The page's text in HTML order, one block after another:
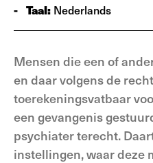
- Taal: Nederlands
Mensen die een of
en daar volgens de
toerekeningsvatbaar
een gevangenis
psychiater terecht.
instellingen, waar deze